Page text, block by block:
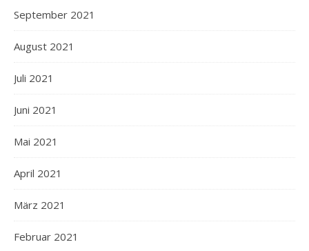
September 2021
August 2021
Juli 2021
Juni 2021
Mai 2021
April 2021
März 2021
Februar 2021